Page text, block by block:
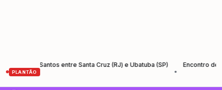
PLANTÃO
Rio-Santos entre Santa Cruz (RJ) e Ubatuba (SP)
Encontro de